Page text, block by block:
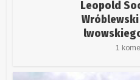
Leopold
1